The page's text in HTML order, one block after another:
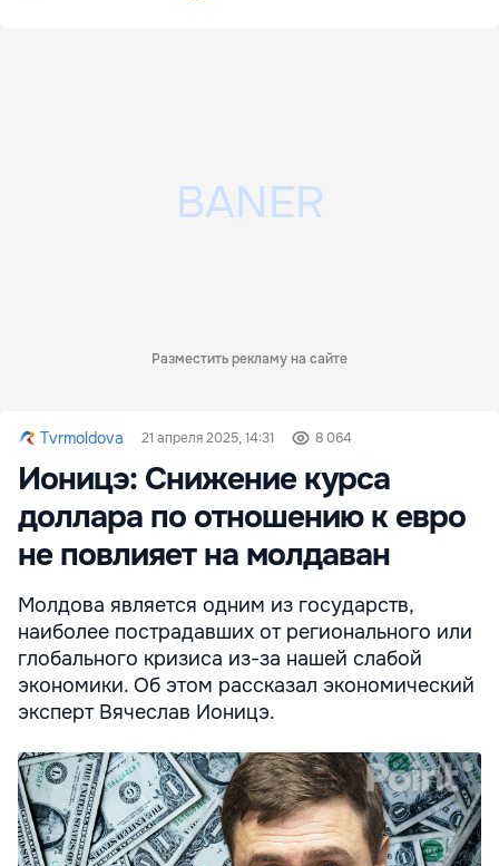
Разместить рекламу на сайте
Tvrmoldova 21 апреля 2025, 14:31 8 064
Ионицэ: Снижение курса
доллара по отношению к евро
не повлияет на молдаван
Молдова является одним из государств,
наиболее пострадавших от регионального или
глобального кризиса из-за нашей слабой
экономики. Об этом рассказал экономический
эксперт Вячеслав Ионицэ.